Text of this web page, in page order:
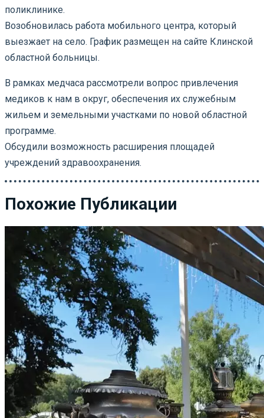
поликлинике.
Возобновилась работа мобильного центра, который
выезжает на село. График размещен на сайте Клинской
областной больницы.
В рамках медчаса рассмотрели вопрос привлечения
медиков к нам в округ, обеспечения их служебным
жильем и земельными участками по новой областной
программе.
Обсудили возможность расширения площадей
учреждений здравоохранения.
Похожие Публикации